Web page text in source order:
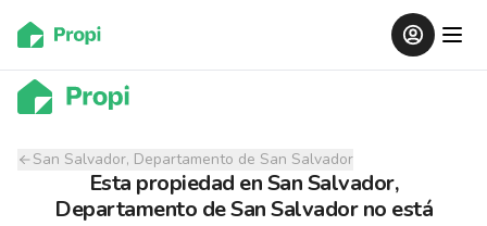
San Salvador, Departamento de San Salvador
Esta propiedad enSan Salvador,
Departamento de San Salvador no está